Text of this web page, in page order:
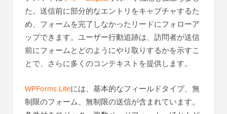
た。送信前に部分的なエントリをキャプチャするた
め、フォームを完了しなかったリードにフォローア
ップできます。ユーザー行動追跡は、訪問者が送信
前にフォームとどのようにやり取りするかを示すこ
とで、さらに多くのコンテキストを提供します。
WPForms Liteには、基本的なフィールドタイプ、無
制限のフォーム、無制限の送信が含まれています。